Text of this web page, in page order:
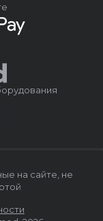
на сайте, не